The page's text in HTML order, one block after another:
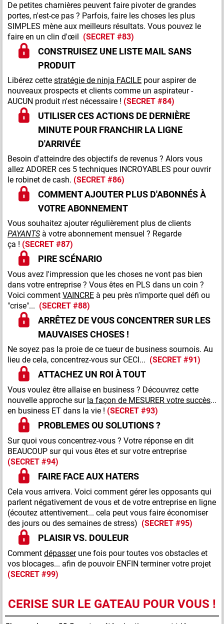
De petites charnières peuvent faire pivoter de grandes
portes, n'est-ce pas ? Parfois, faire les choses les plus
SIMPLES mène aux meilleurs résultats. Vous pouvez le
faire en un clin d'œil (SECRET #83)
CONSTRUISEZ UNE LISTE MAIL SANS
PRODUIT
Libérez cette stratégie de ninja FACILE pour aspirer de
nouveaux prospects et clients comme un aspirateur -
AUCUN produit n'est nécessaire ! (SECRET #84)
UTILISER CES ACTIONS DE DERNIÈRE
MINUTE POUR FRANCHIR LA LIGNE
D'ARRIVÉE
Besoin d'atteindre des objectifs de revenus ? Alors vous
allez ADORER ces 5 techniques INCROYABLES pour ouvrir
le robinet de cash. (SECRET #86)
COMMENT AJOUTER PLUS D'ABONNÉS À
VOTRE ABONNEMENT
Vous souhaitez ajouter régulièrement plus de clients
PAYANTSà votre abonnement mensuel ? Regarde
ça ! (SECRET #87)
PIRE SCÉNARIO
Vous avez l'impression que les choses ne vont pas bien
dans votre entreprise ? Vous êtes en PLS dans un coin ?
Voici comment VAINCRE à peu près n'importe quel défi ou
"crise"... (SECRET #88)
ARRÊTEZ DE VOUS CONCENTRER SUR LES
MAUVAISES CHOSES !
Ne soyez pas la proie de ce tueur de business sournois. Au
lieu de cela, concentrez-vous sur CECI... (SECRET #91)
ATTACHEZ UN ROI À TOUT
Vous voulez être allaise en business ? Découvrez cette
nouvelle approche sur la façon de MESURER votre succès...
en business ET dans la vie ! (SECRET #93)
PROBLEMES OU SOLUTIONS ?
Sur quoi vous concentrez-vous ? Votre réponse en dit
BEAUCOUP sur qui vous êtes et sur votre entreprise
(SECRET #94)
FAIRE FACE AUX HATERS
Cela vous arrivera. Voici comment gérer les opposants qui
parlent négativement de vous et de votre entreprise en ligne
(écoutez attentivement... cela peut vous faire économiser
des jours ou des semaines de stress) (SECRET #95)
PLAISIR VS. DOULEUR
Comment dépasserune fois pour toutes vos obstacles et
vos blocages... afin de pouvoir ENFIN terminer votre projet
(SECRET #99)
CERISE SUR LE GATEAU POUR VOUS !